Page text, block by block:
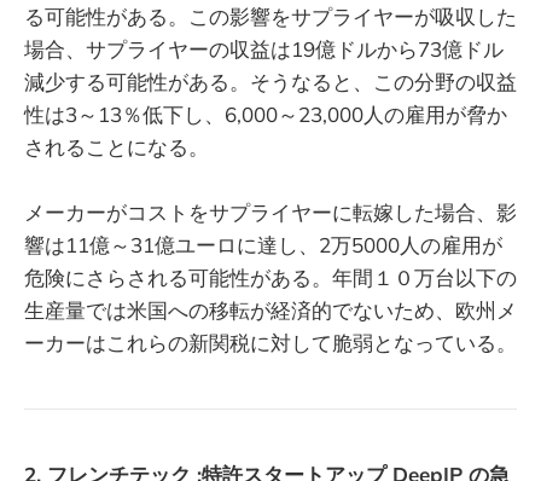
る可能性がある。この影響をサプライヤーが吸収した
場合、サプライヤーの収益は19億ドルから73億ドル
減少する可能性がある。そうなると、この分野の収益
性は3～13％低下し、6,000～23,000人の雇用が脅か
されることになる。
メーカーがコストをサプライヤーに転嫁した場合、影
響は11億～31億ユーロに達し、2万5000人の雇用が
危険にさらされる可能性がある。年間１０万台以下の
生産量では米国への移転が経済的でないため、欧州メ
ーカーはこれらの新関税に対して脆弱となっている。
2. フレンチテック :特許スタートアップ DeepIP の急